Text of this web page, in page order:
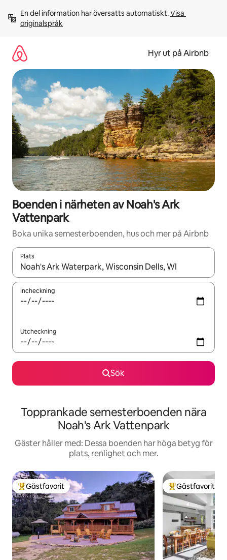
innehåll
En del information har översatts automatiskt. Visa
originalspråk
Hyr ut på Airbnb
Boenden i närheten av Noah's Ark
Vattenpark
Boka unika semesterboenden, hus och mer på Airbnb
Plats
När resultaten är tillgängliga kan du navigera med upp- och
Incheckning
Utcheckning
Sök
Topprankade semesterboenden nära
Noah's Ark Vattenpark
Gäster håller med: Dessa boenden har höga betyg för
plats, renlighet och mer.
Populär gästfavorit
Gästfavorit Populär
Gästfavorit